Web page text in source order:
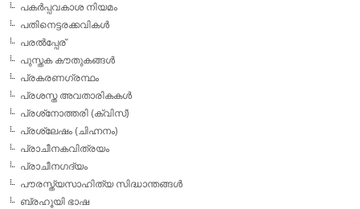
പകര്‍പ്പവകാശ നിയമം
പതിനെട്ടരക്കവികള്‍
പരല്‍പ്പേര്
പുസ്തക കൗതുകങ്ങള്‍
പ്രകരണഗ്രന്ഥം
പ്രശസ്ത അവതാരികകള്‍
പ്രശ്‌നോത്തരി (ക്വിസ്)
പ്രശ്ലേഷം (ചിഹ്നനം)
പ്രാചീനകവിത്രയം
പ്രാചീനഗദ്യം
പൗരസ്ത്യസാഹിത്യ സിദ്ധാന്തങ്ങള്‍
ബ്രഹൂയി ഭാഷ